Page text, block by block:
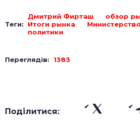
Теги:
Дмитрий Фирташ обзор
Итоги рынка
политики
Переглядів: 1383
Поділитися: